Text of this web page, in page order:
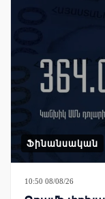
Ֆինանսական
10:50 08/08/26